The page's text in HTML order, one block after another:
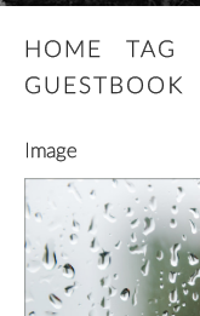
HOME TAG
GUESTBOOK
Image